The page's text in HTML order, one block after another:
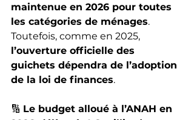
maintenue en 2026 pour toutes
les catégories de ménages.
Toutefois, comme en 2025,
l’ouverture officielle des
guichets dépendra de l’adoption
de la loi de finances.
🔢 Le budget alloué à l’ANAH en